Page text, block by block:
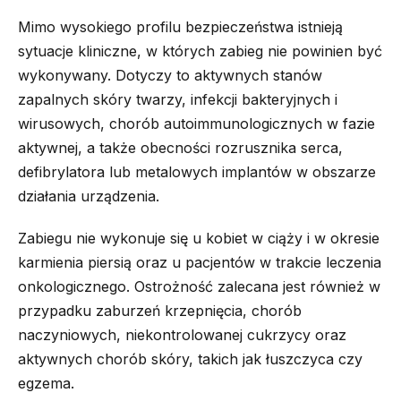
Mimo wysokiego profilu bezpieczeństwa istnieją
sytuacje kliniczne, w których zabieg nie powinien być
wykonywany. Dotyczy to aktywnych stanów
zapalnych skóry twarzy, infekcji bakteryjnych i
wirusowych, chorób autoimmunologicznych w fazie
aktywnej, a także obecności rozrusznika serca,
defibrylatora lub metalowych implantów w obszarze
działania urządzenia.
Zabiegu nie wykonuje się u kobiet w ciąży i w okresie
karmienia piersią oraz u pacjentów w trakcie leczenia
onkologicznego. Ostrożność zalecana jest również w
przypadku zaburzeń krzepnięcia, chorób
naczyniowych, niekontrolowanej cukrzycy oraz
aktywnych chorób skóry, takich jak łuszczyca czy
egzema.